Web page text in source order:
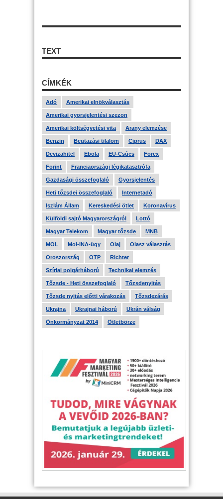
TEXT
CÍMKÉK
Adó Amerikai elnökválasztás
Amerikai gyorsjelentési szezon
Amerikai költségvetési vita Arany elemzése
Benzin Beutazási tilalom Ciprus DAX
Devizahitel Ebola EU-Csúcs Forex
Forint Franciaországi légikatasztrófa
Gazdasági összefoglaló Gyorsjelentés
Heti tőzsdei összefoglaló Internetadó
Iszlám Állam Kereskedési ötlet Koronavírus
Külföldi sajtó Magyarországról Lottó
Magyar Telekom Magyar tőzsde MNB
MOL Mol-INA-ügy Olaj Olasz választás
Oroszország OTP Richter
Szíriai polgárháború Technikai elemzés
Tőzsde - Heti összefoglaló Tőzsdenyitás
Tőzsde nyitás előtti várakozás Tőzsdezárás
Ukrajna Ukrajnai háború Ukrán válság
Önkormányzat 2014 Ötletbörze